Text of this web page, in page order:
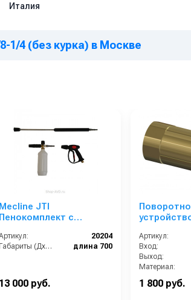
Италия
1/4 (без курка) в Москве
Mecline JTI
Пенокомплект с
поворотным
700 мм
20204
Габариты (ДхШхВ):
длина 700
13 000 руб.
200301050
Артикул:
Вход:
Выход:
Материал:
Вес, кг:
1 800 руб.